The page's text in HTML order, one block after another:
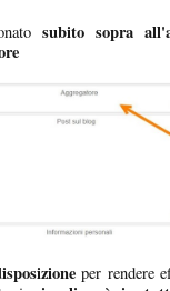
subito sopra
per rendere